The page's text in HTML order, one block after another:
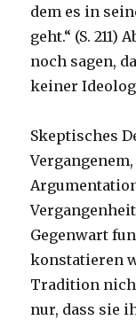
dem es in
geht.“ (S.
noch sagen,
keiner
Skeptisches
Gegenwart
konstatieren
Tradition
nur, dass sie